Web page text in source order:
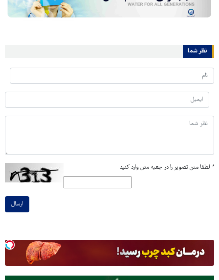
نظر شما
* لطفا متن تصویر را در جعبه متن وارد کنید
ارسال